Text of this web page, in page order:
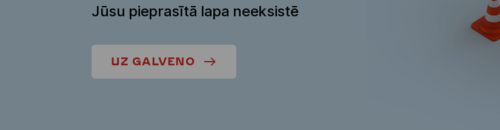
Jūsu pieprasītā lapa neeksistē
UZ GALVENO